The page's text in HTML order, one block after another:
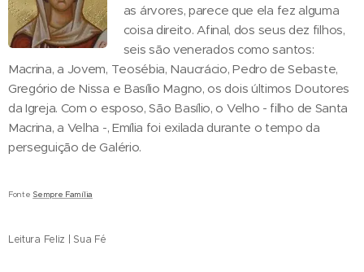
as árvores, parece que ela fez alguma
coisa direito. Afinal, dos seus dez filhos,
seis são venerados como santos:
Macrina, a Jovem, Teosébia, Naucrácio, Pedro de Sebaste,
Gregório de Nissa e Basílio Magno, os dois últimos Doutores
da Igreja. Com o esposo, São Basílio, o Velho - filho de Santa
Macrina, a Velha -, Emília foi exilada durante o tempo da
perseguição de Galério.
Fonte Sempre Família
Leitura Feliz | Sua Fé